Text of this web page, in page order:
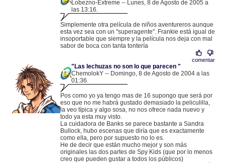
Lobezno-Extreme -- Lunes, 8 de Agosto de 2005 a
las 13:16.
Simplemente otra película de niños aventureros aunque
esta vez sea con un "superagente". Frankie está igual de
insoportable que siempre y la película nos deja con mal
sabor de boca con tanta tontería
comentar
"Las lechuzas no son lo que parecen "
ChemolokY -- Domingo, 8 de Agosto de 2004 a las
01:36.
Pos como yo ya tengo mas de 16 supongo que será por
eso que no me habrá gustado demasiado la peliculilla,
la veo típica y algo sosa, no nos ofrece nada nuevo y
todo ya esta muy visto.
La cuidadora de Banks se parece bastante a Sandra
Bullock, hubo escenas que diría que es exactamente
como ella, pero por supuesto no lo es.
He de decir que están mucho mejor y son más
originales las dos partes de Spy Kids (que por lo menos
creo que pueden gustar a todos los públicos)